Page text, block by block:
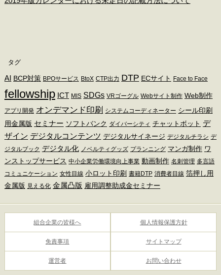
タグ
AI BCP対策 BPOサービス BtoX CTP出力 DTP ECサイト Face to Face
fellowship ICT MIS SDGs VRゴーグル Webサイト制作 Web制作
アプリ開発 オンデマンド印刷 システムコーディネーター シール印刷
用金属版 セミナー ソフトバンク ダイバーシティ チャットボット デ
ザイン デジタルコンテンツ デジタルサイネージ デジタルチラシ デ
ジタルブック デジタル化 ノベルティグッズ プランニング マンガ制作 ワ
ンストップサービス 中小企業労働環境向上事業 動画制作 名刺管理 多言語
コミュニケーション 女性目線 小ロット印刷 書籍DTP 消費者目線 箔押し用
金属版 見える化 金属凸版 雇用調整助成金セミナー
組合企業の皆様へ 個人情報保護方針
免責事項 サイトマップ
運営者 お問い合わせ